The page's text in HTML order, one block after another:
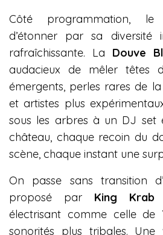
Côté programmation, le
d’étonner par sa diversité
rafraîchissante. La Douve
audacieux de mêler têtes
émergents, perles rares de
et artistes plus
sous les arbres à un DJ set
château, chaque recoin du
scène, chaque instant une
On passe sans transition
proposé par King Krab
électrisant comme celle de
sonorités plus tribales. Une